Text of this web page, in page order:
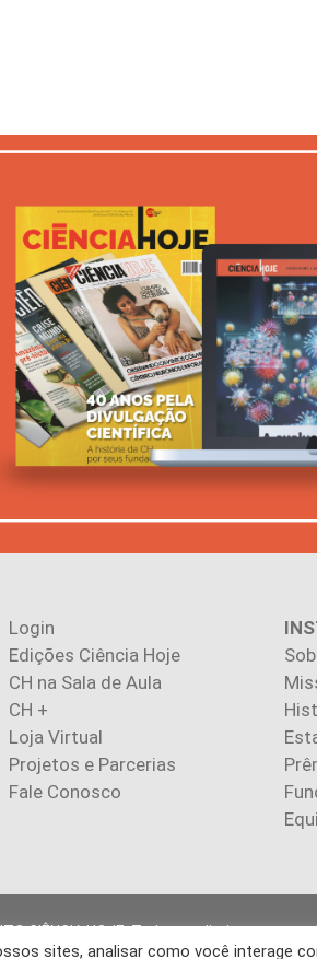
Login
Edições Ciência Hoje
CH na Sala de Aula
CH +
Loja Virtual
Projetos e Parcerias
Fale Conosco
CIÊNCIA HOJE. Todos os direitos
refletem exclusivamente a opinião de
sites, analisar como você interage